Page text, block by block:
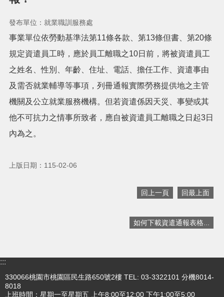
業
付
進
階
尋
訊
息
公
告
識
服
務
發布單位：就業職訓服務處
事業單位依勞動基準法第11條各款、第13條但書、第20條
規定資遣員工時，應於員工離職之10日前，將被資遣員工
之姓名、性別、年齡、住址、電話、擔任工作、資遣事由
及需否就業輔導等事項，列冊通報實際勞務提供地之主管
機關及公立就業服務機構。但若資遣係因天災、事變或其
他不可抗力之情事所致者，應自被資遣員工離職之日起3日
內為之。
上版日期：115-02-06
回上一頁 回最上面
如何下載資遣通報表格...
:::
330066桃園市桃園區民生路650號2樓 TEL: 03-3322101 分機8014-
8018
上班時間：星期一至星期五 上午8:00至12:00 下午1:00至5:00